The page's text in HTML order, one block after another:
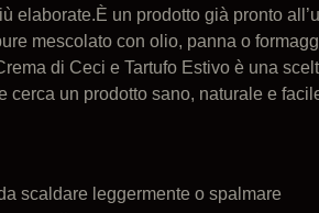
elaborate.È un prodotto già pronto
mescolato con olio, panna o
di Ceci e Tartufo Estivo è una
cerca un prodotto sano, naturale e
scaldare leggermente o spalmare